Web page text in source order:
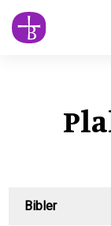
Skip
to
Product
Bibler